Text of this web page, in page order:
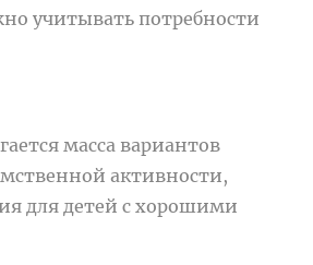
учитывать потребности
масса вариантов
активности,
для детей с хорошими